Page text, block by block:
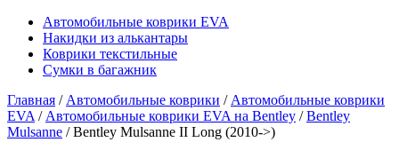
Автомобильные коврики EVA
Накидки из алькантары
Коврики текстильные
Сумки в багажник
Главная / Автомобильные коврики / Автомобильные коврики
EVA / Автомобильные коврики EVA на Bentley /Bentley
Mulsanne / Bentley Mulsanne II Long (2010->)